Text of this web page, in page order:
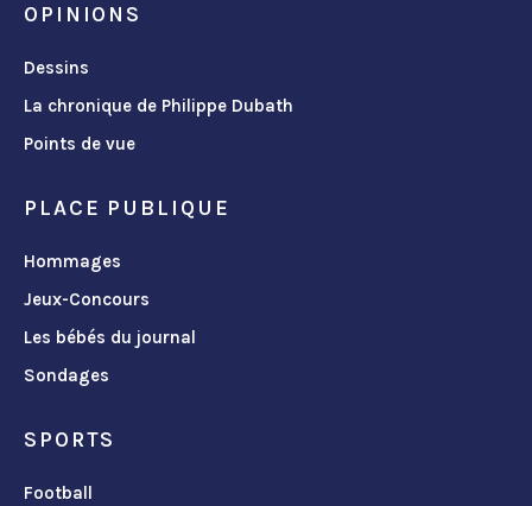
OPINIONS
Dessins
La chronique de Philippe Dubath
Points de vue
PLACE PUBLIQUE
Hommages
Jeux-Concours
Les bébés du journal
Sondages
SPORTS
Football